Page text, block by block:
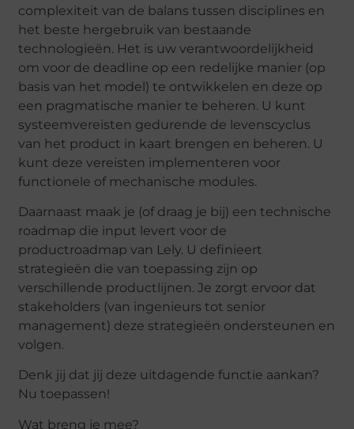
complexiteit van de balans tussen disciplines en
het beste hergebruik van bestaande
technologieën. Het is uw verantwoordelijkheid
om voor de deadline op een redelijke manier (op
basis van het model) te ontwikkelen en deze op
een pragmatische manier te beheren. U kunt
systeemvereisten gedurende de levenscyclus
van het product in kaart brengen en beheren. U
kunt deze vereisten implementeren voor
functionele of mechanische modules.
Daarnaast maak je (of draag je bij) een technische
roadmap die input levert voor de
productroadmap van Lely. U definieert
strategieën die van toepassing zijn op
verschillende productlijnen. Je zorgt ervoor dat
stakeholders (van ingenieurs tot senior
management) deze strategieën ondersteunen en
volgen.
Denk jij dat jij deze uitdagende functie aankan?
Nu toepassen!
Wat breng je mee?